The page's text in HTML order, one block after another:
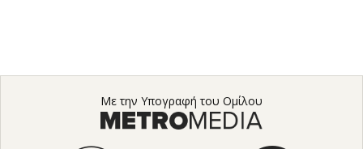
Με την Υπογραφή του Ομίλου